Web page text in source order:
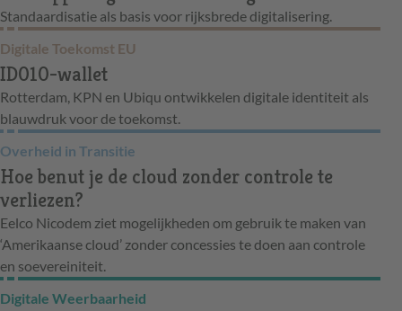
Standaardisatie als basis voor rijksbrede digitalisering.
Digitale Toekomst EU
ID010-wallet
Rotterdam, KPN en Ubiqu ontwikkelen digitale identiteit als
blauwdruk voor de toekomst.
Overheid in Transitie
Hoe benut je de cloud zonder controle te
verliezen?
Eelco Nicodem ziet mogelijkheden om gebruik te maken van
‘Amerikaanse cloud’ zonder concessies te doen aan controle
en soevereiniteit.
Digitale Weerbaarheid